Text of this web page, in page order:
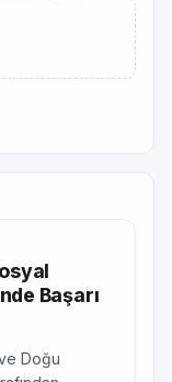
Başarı
Doğu